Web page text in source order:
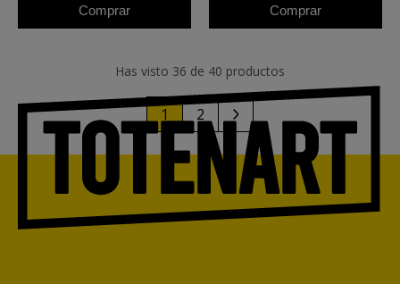
Comprar Comprar
Has visto 36 de 40 productos
1 2